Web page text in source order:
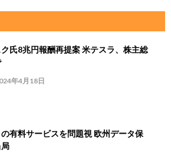
氏8兆円報酬再提案 米テスラ、株主総
年4月18日
の有料サービスを問題視 欧州データ保